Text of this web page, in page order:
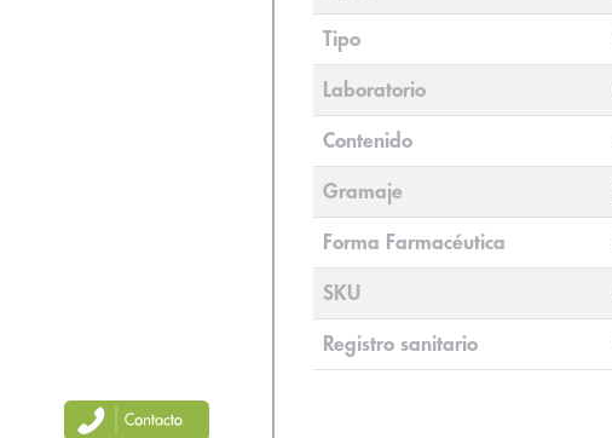
Tipo
Laboratorio
Contenido
Gramaje
Forma Farmacéutica
SKU
Registro sanitario